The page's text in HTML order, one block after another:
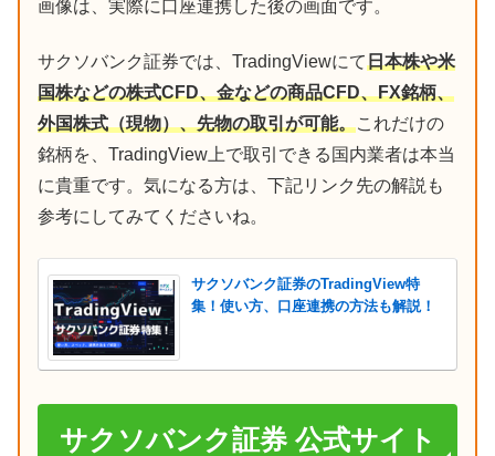
画像は、実際に口座連携した後の画面です。
サクソバンク証券では、TradingViewにて日本株や米
国株などの株式CFD、金などの商品CFD、FX銘柄、
外国株式（現物）、先物の取引が可能。これだけの
銘柄を、TradingView上で取引できる国内業者は本当
に貴重です。気になる方は、下記リンク先の解説も
参考にしてみてくださいね。
サクソバンク証券のTradingView特
集！使い方、口座連携の方法も解説！
サクソバンク証券 公式サイト